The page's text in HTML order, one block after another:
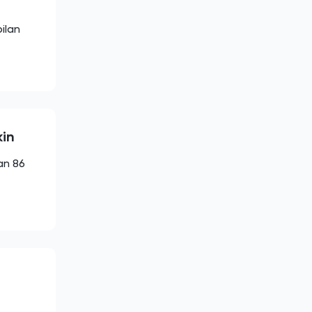
86